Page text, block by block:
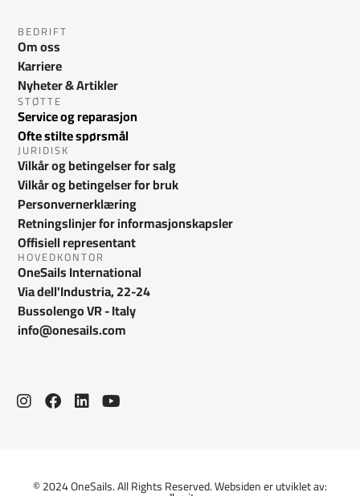
BEDRIFT
Om oss
Karriere
Nyheter & Artikler
STØTTE
Service og reparasjon
Ofte stilte spørsmål
JURIDISK
Vilkår og betingelser for salg
Vilkår og betingelser for bruk
Personvernerklæring
Retningslinjer for informasjonskapsler
Offisiell representant
HOVEDKONTOR
OneSails International
Via dell'Industria, 22-24
Bussolengo VR - Italy
info@onesails.com
© 2024 OneSails. All Rights Reserved. Websiden er utviklet av: